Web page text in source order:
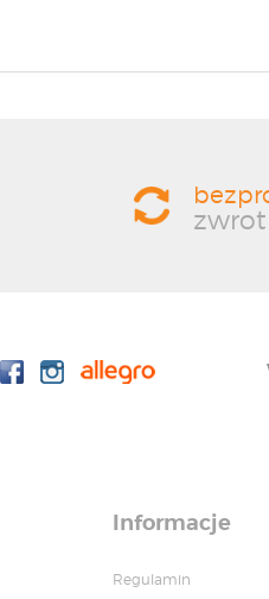
zwrot
Informacje
Regulamin